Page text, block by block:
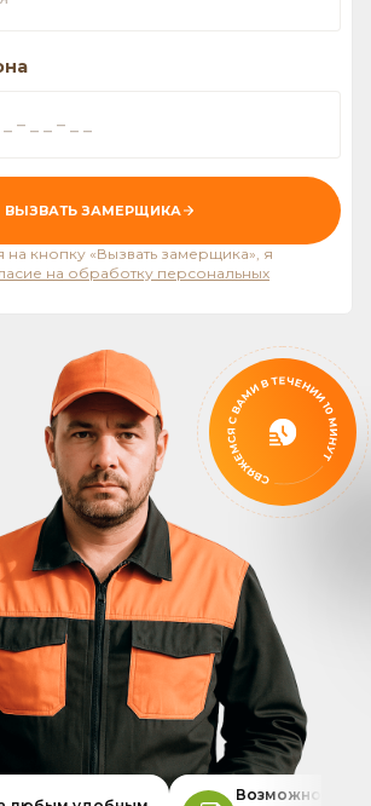
ВЫЗВАТЬ ЗАМЕРЩИКА
на кнопку «Вызвать замерщика», я
на обработку персональных
Возможность